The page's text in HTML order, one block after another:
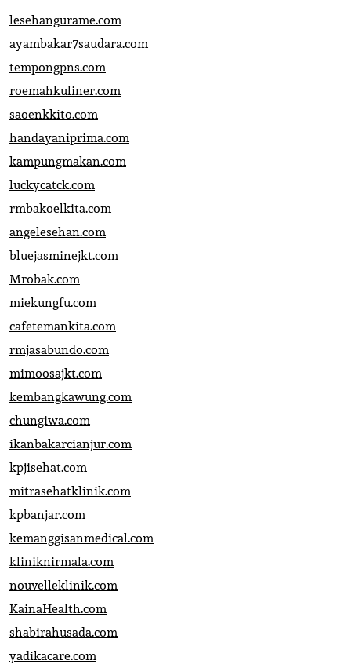
lesehangurame.com
ayambakar7saudara.com
tempongpns.com
roemahkuliner.com
saoenkkito.com
handayaniprima.com
kampungmakan.com
luckycatck.com
rmbakoelkita.com
angelesehan.com
bluejasminejkt.com
Mrobak.com
miekungfu.com
cafetemankita.com
rmjasabundo.com
mimoosajkt.com
kembangkawung.com
chungiwa.com
ikanbakarcianjur.com
kpjisehat.com
mitrasehatklinik.com
kpbanjar.com
kemanggisanmedical.com
kliniknirmala.com
nouvelleklinik.com
KainaHealth.com
shabirahusada.com
yadikacare.com